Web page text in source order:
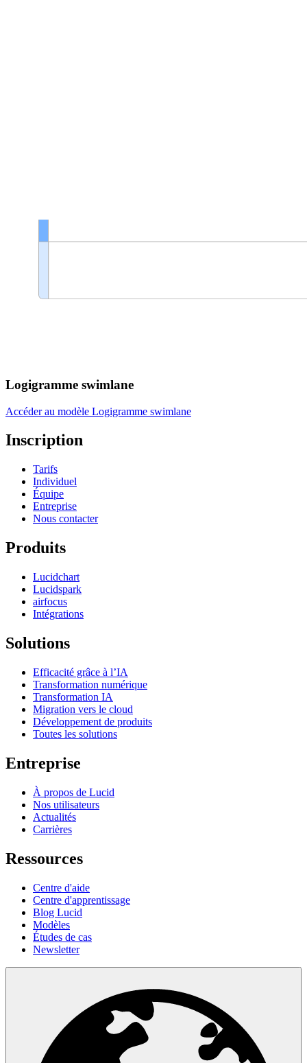
Logigramme swimlane
Accéder au modèle Logigramme swimlane
Inscription
Tarifs
Individuel
Équipe
Entreprise
Nous contacter
Produits
Lucidchart
Lucidspark
airfocus
Intégrations
Solutions
Efficacité grâce à l’IA
Transformation numérique
Transformation IA
Migration vers le cloud
Développement de produits
Toutes les solutions
Entreprise
À propos de Lucid
Nos utilisateurs
Actualités
Carrières
Ressources
Centre d'aide
Centre d'apprentissage
Blog Lucid
Modèles
Études de cas
Newsletter